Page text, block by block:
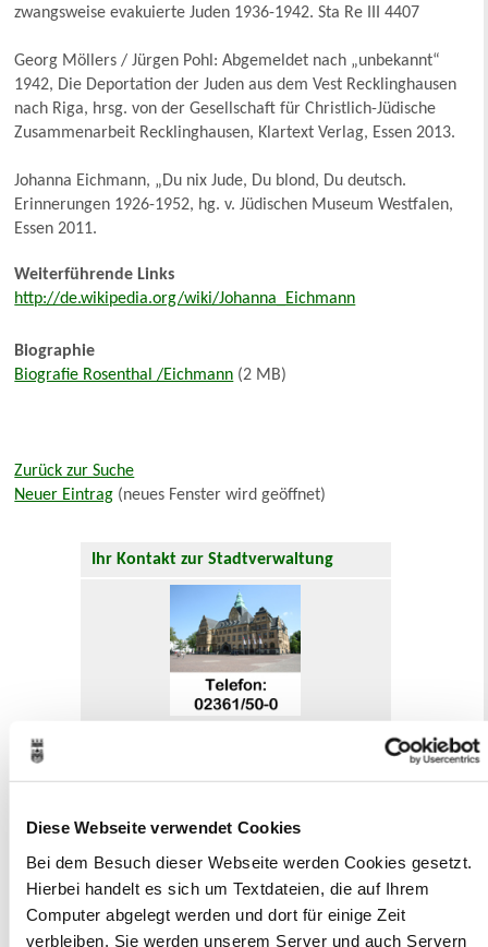
Diese Webseite verwendet Cookies
Bei dem Besuch dieser Webseite werden Cookies gesetzt.
Hierbei handelt es sich um Textdateien, die auf Ihrem
Computer abgelegt werden und dort für einige Zeit
verbleiben. Sie werden unserem Server und auch Servern
zwangsweise evakuierte Juden 1936-1942. Sta Re III 4407
Georg Möllers / Jürgen Pohl: Abgemeldet nach „unbekannt“
1942, Die Deportation der Juden aus dem Vest Recklinghausen
nach Riga, hrsg. von der Gesellschaft für Christlich-Jüdische
Zusammenarbeit Recklinghausen, Klartext Verlag, Essen 2013.
Johanna Eichmann, „Du nix Jude, Du blond, Du deutsch.
Erinnerungen 1926-1952, hg. v. Jüdischen Museum Westfalen,
Essen 2011.
Weiterführende Links
http://de.wikipedia.org/wiki/Johanna_Eichmann
Biographie
Biografie Rosenthal /Eichmann (2 MB)
Zurück zur Suche
Neuer Eintrag (neues Fenster wird geöffnet)
Ihr Kontakt zur Stadtverwaltung
Beurkundung Vaterschaft, Sorge
Gewerbeangelegenheiten
Urkundenservice
Online-Service (Serviceportal)
Kontaktformular